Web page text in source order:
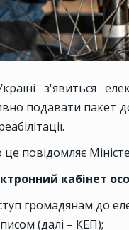
з'явиться
подавати пакет
повідомляє
кабінет
громадянам до
(далі – КЕП);